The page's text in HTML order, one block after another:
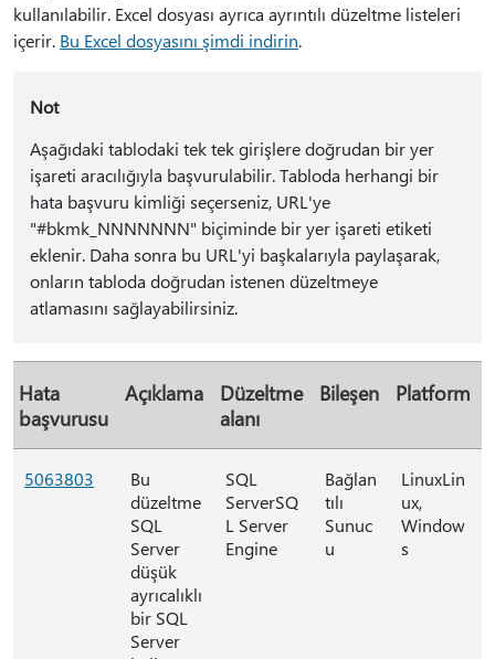
kullanılabilir. Excel dosyası ayrıca ayrıntılı düzeltme listeleri
içerir. Bu Excel dosyasını şimdi indirin.
Not
Aşağıdaki tablodaki tek tek girişlere doğrudan bir yer
işareti aracılığıyla başvurulabilir. Tabloda herhangi bir
hata başvuru kimliği seçerseniz, URL'ye
"#bkmk_NNNNNNN" biçiminde bir yer işareti etiketi
eklenir. Daha sonra bu URL'yi başkalarıyla paylaşarak,
onların tabloda doğrudan istenen düzeltmeye
atlamasını sağlayabilirsiniz.
Hata
başvurusu
Açıklama
Düzeltme
alanı
Bileşen Platform
5063803
Bu
düzeltme
SQL
Server
düşük
ayrıcalıklı
bir SQL
Server
SQL
ServerSQ
L Server
Engine
Bağlan
tılı
Sunuc
u
LinuxLin
ux,
Window
s